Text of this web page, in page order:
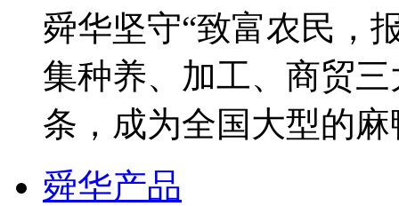
舜华坚守“致富农民，
集种养、加工、商贸
条，成为全国大型的
舜华产品